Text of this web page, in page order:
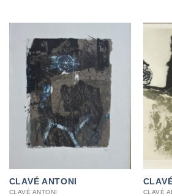
CLAVÉ ANTONI
CLAVÉ ANTONI CLAVÉ